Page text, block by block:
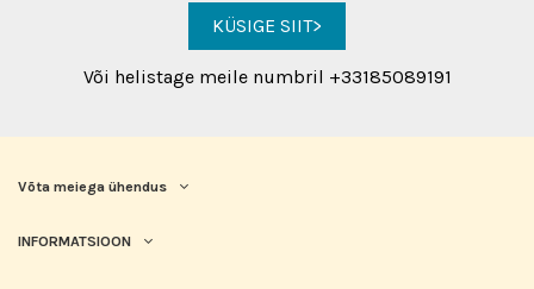
KÜSIGE SIIT>
Või helistage meile numbril +33185089191
Võta meiega ühendus
INFORMATSIOON